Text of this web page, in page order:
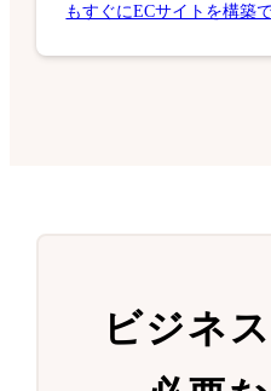
もすぐにECサイトを構築
ビジネ